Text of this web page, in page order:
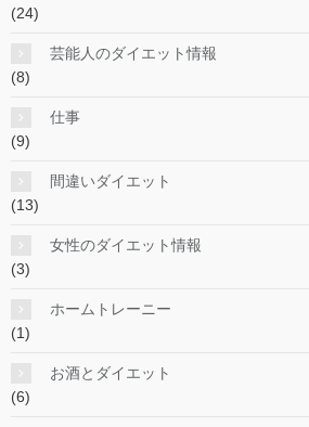
(24)
芸能人のダイエット情報
(8)
仕事
(9)
間違いダイエット
(13)
女性のダイエット情報
(3)
ホームトレーニー
(1)
お酒とダイエット
(6)